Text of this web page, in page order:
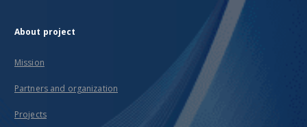
About project
Mission
Partners and organization
Projects